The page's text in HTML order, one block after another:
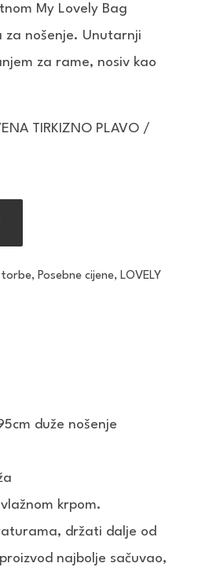
My Lovely Bag
za nošenje. Unutarnji
za rame, nosiv kao
TIRKIZNO PLAVO /
torbe, Posebne cijene, LOVELY
duže nošenje
krpom.
držati dalje od
najbolje sačuvao,